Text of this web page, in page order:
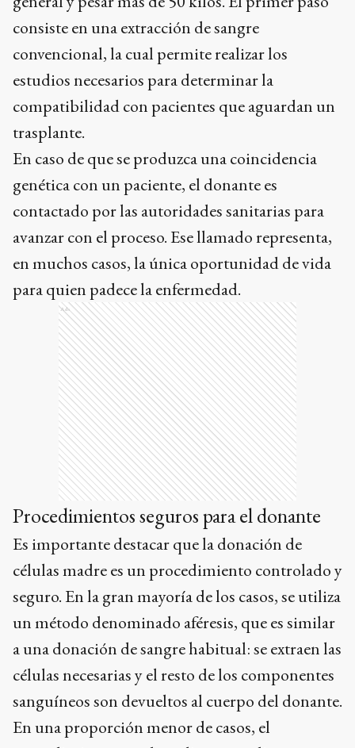
consiste en una extracción de sangre
convencional, la cual permite realizar los
estudios necesarios para determinar la
compatibilidad con pacientes que aguardan un
trasplante.
En caso de que se produzca una coincidencia
genética con un paciente, el donante es
contactado por las autoridades sanitarias para
avanzar con el proceso. Ese llamado representa,
en muchos casos, la única oportunidad de vida
para quien padece la enfermedad.
Ads
Procedimientos seguros para el donante
Es importante destacar que la donación de
células madre es un procedimiento controlado y
seguro. En la gran mayoría de los casos, se utiliza
un método denominado aféresis, que es similar
a una donación de sangre habitual: se extraen las
células necesarias y el resto de los componentes
sanguíneos son devueltos al cuerpo del donante.
En una proporción menor de casos, el